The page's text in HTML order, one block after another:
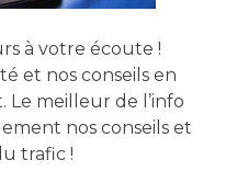
à votre écoute !
et nos conseils en
meilleur de l’info
nos conseils et
trafic !